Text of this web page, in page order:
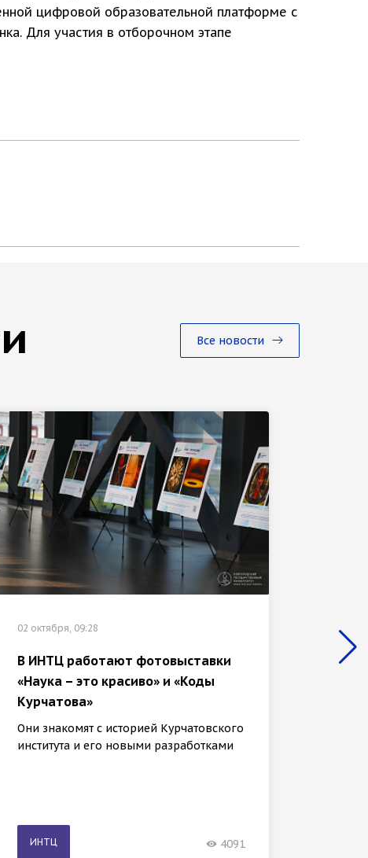
цифровой образовательной платформе с
Для участия в отборочном этапе
Все новости
02 октября, 09:28
В ИНТЦ работают фотовыставки
«Наука – это красиво» и «Коды
Курчатова»
Они знакомят с историей Курчатовского
института и его новыми разработками
ИНТЦ 4091
22
В